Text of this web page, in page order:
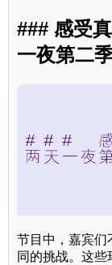
### 感受
一夜第二季
节目中，嘉宾们
同的挑战。这